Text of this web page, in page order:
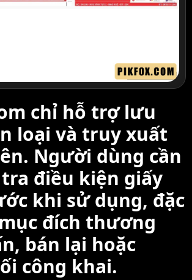
chỉ hỗ trợ lưu
loại và truy xuất
Người dùng cần
điều kiện giấy
khi sử dụng, đặc
đích thương
bán lại hoặc
công khai.